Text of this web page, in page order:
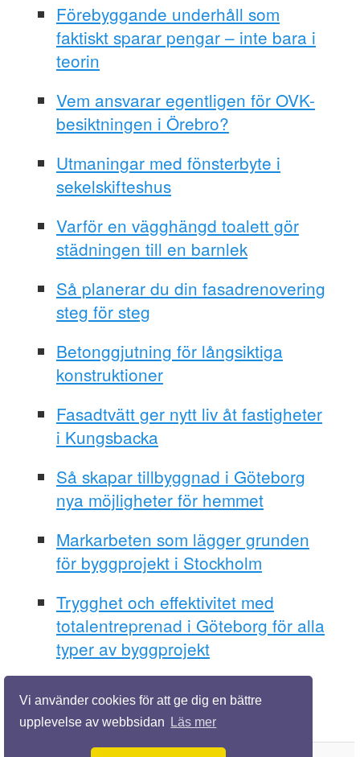
Vi använder cookies för att ge dig en bättre
upplevelse av webbsidan
Läs mer
Förebyggande underhåll som
faktiskt sparar pengar – inte bara i
teorin
Vem ansvarar egentligen för OVK-
besiktningen i Örebro?
Utmaningar med fönsterbyte i
sekelskifteshus
Varför en vägghängd toalett gör
städningen till en barnlek
Så planerar du din fasadrenovering
steg för steg
Betonggjutning för långsiktiga
konstruktioner
Fasadtvätt ger nytt liv åt fastigheter
i Kungsbacka
Så skapar tillbyggnad i Göteborg
nya möjligheter för hemmet
Markarbeten som lägger grunden
för byggprojekt i Stockholm
Trygghet och effektivitet med
totalentreprenad i Göteborg för alla
typer av byggprojekt